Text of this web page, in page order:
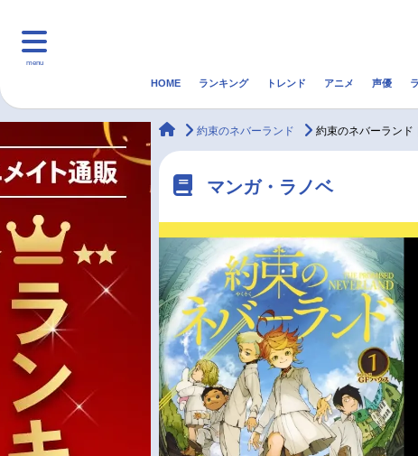
menu
マンガ・ラノベ ゲーム・アプリ
アニメ記事一覧
声優記事一覧
HOME ランキング トレンド アニメ 声優
animateTimes
約束のネバーランド 約束のネバーランド
マンガ・ラノベ